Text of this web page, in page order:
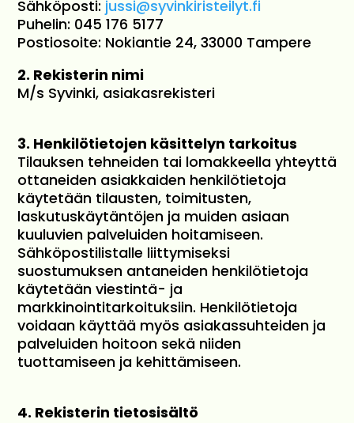
Sähköposti: jussi@syvinkiristeilyt.fi
Puhelin: 045 176 5177
Postiosoite: Nokiantie 24, 33000 Tampere
2. Rekisterin nimi
M/s Syvinki, asiakasrekisteri
3. Henkilötietojen käsittelyn tarkoitus
Tilauksen tehneiden tai lomakkeella yhteyttä
ottaneiden asiakkaiden henkilötietoja
käytetään tilausten, toimitusten,
laskutuskäytäntöjen ja muiden asiaan
kuuluvien palveluiden hoitamiseen.
Sähköpostilistalle liittymiseksi
suostumuksen antaneiden henkilötietoja
käytetään viestintä- ja
markkinointitarkoituksiin. Henkilötietoja
voidaan käyttää myös asiakassuhteiden ja
palveluiden hoitoon sekä niiden
tuottamiseen ja kehittämiseen.
4. Rekisterin tietosisältö